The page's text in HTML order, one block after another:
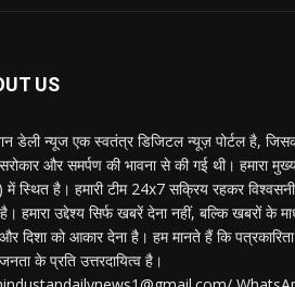
US
डेली न्यूज एक स्वतंत्र डिजिटल न्यूज़ पोर्टल है,
और समर्पण की भावना से की गई थी। हमारा
में स्थित है। हमारी टीम 24x7 सक्रिय रहकर
हमारा उद्देश्य सिर्फ खबरें देना नहीं, बल्कि खबरों के
दिशा को आकार देना है। हम मानते हैं कि
के प्रति उत्तरदायित्व है।